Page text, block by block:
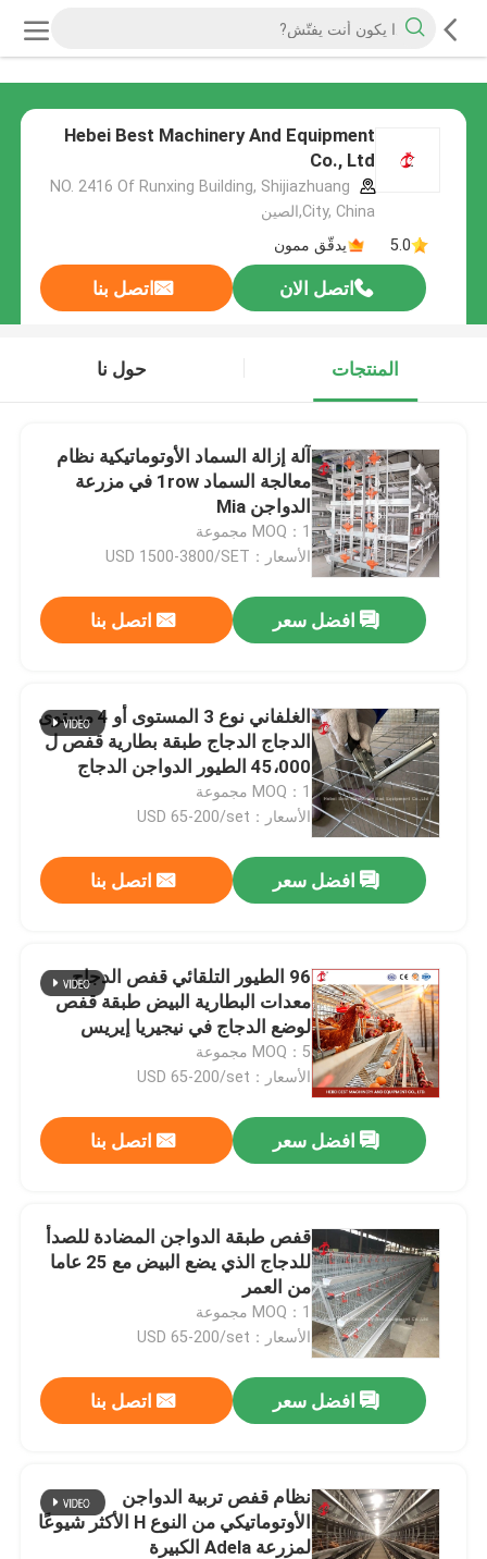
Hebei Best Machinery And Equipment
Co., Ltd
NO. 2416 Of Runxing Building, Shijiazhuang
City, China,الصين
5.0
يدقّق ممون
اتصل الان اتصل بنا
المنتجات حول نا
آلة إزالة السماد الأوتوماتيكية نظام
معالجة السماد 1row في مزرعة
الدواجن Mia
MOQ：1 مجموعة
الأسعار：USD 1500-3800/SET
افضل سعر اتصل بنا
الغلفاني نوع 3 المستوى أو 4 مستوى
الدجاج الدجاج طبقة بطارية قفص ل
45،000 الطيور الدواجن الدجاج
مزرعة دوريس
MOQ：1 مجموعة
الأسعار：USD 65-200/set
افضل سعر اتصل بنا
96 الطيور التلقائي قفص الدجاج
معدات البطارية البيض طبقة قفص
لوضع الدجاج في نيجيريا إيريس
MOQ：5 مجموعة
الأسعار：USD 65-200/set
افضل سعر اتصل بنا
قفص طبقة الدواجن المضادة للصدأ
للدجاج الذي يضع البيض مع 25 عاما
من العمر
MOQ：1 مجموعة
الأسعار：USD 65-200/set
افضل سعر اتصل بنا
نظام قفص تربية الدواجن
الأوتوماتيكي من النوع H الأكثر شيوعًا
لمزرعة Adela الكبيرة